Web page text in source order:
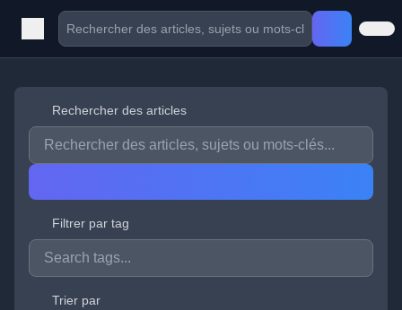
Rechercher des articles
Filtrer par tag
Trier par